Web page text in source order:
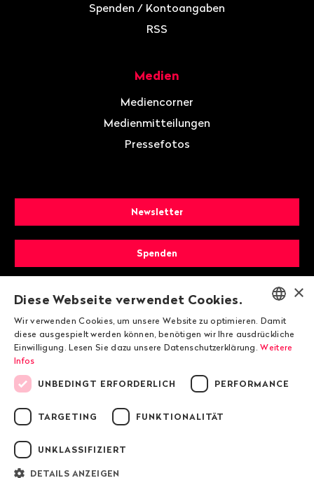
Spenden / Kontoangaben
RSS
Medien
Mediencorner
Medienmitteilungen
Pressefotos
Newsletter
Spenden
Mitglied werden
© 2026 Public Eye
ENGLISH
DEUTSCH
×
Diese Webseite verwendet Cookies.
Wir verwenden Cookies, um unsere Website zu optimieren. Damit
diese ausgespielt werden können, benötigen wir Ihre ausdrückliche
Einwilligung. Lesen Sie dazu unsere Datenschutzerklärung. Weitere
Infos
UNBEDINGT ERFORDERLICH PERFORMANCE
TARGETING FUNKTIONALITÄT
UNKLASSIFIZIERT
DETAILS ANZEIGEN